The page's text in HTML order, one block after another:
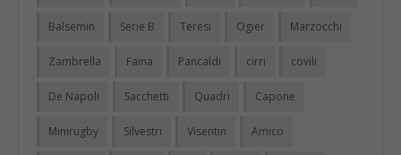
Balsemin Serie B Teresi Ogier Marzocchi
Zambrella Faina Pancaldi cirri covili
De Napoli Sacchetti Quadri Capone
Minirugby Silvestri Visentin Amico